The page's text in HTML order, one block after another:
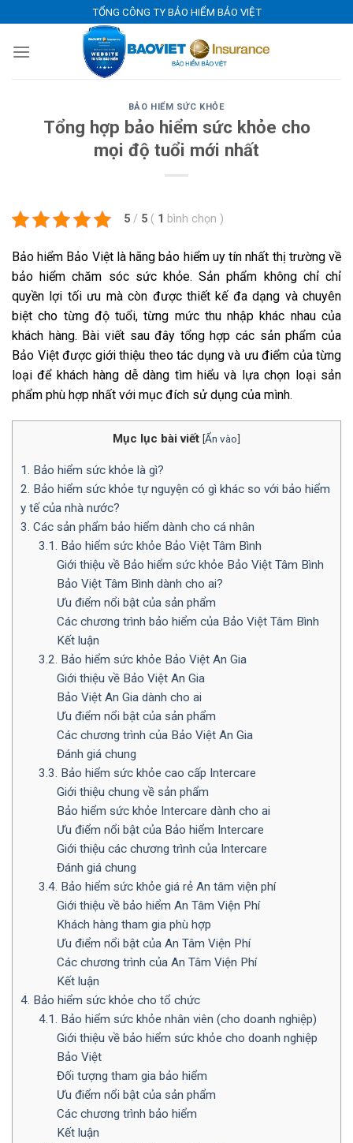
to
content
TỔNG CÔNG TY BẢO HIỂM BẢO VIỆT
BẢO HIỂM SỨC KHỎE
Tổng hợp bảo hiểm sức khỏe cho
mọi độ tuổi mới nhất
5 / 5 ( 1 bình chọn )
Bảo hiểm Bảo Việt là hãng bảo hiểm uy tín nhất thị trường về
bảo hiểm chăm sóc sức khỏe. Sản phẩm không chỉ chỉ
quyền lợi tối ưu mà còn được thiết kế đa dạng và chuyên
biệt cho từng độ tuổi, từng mức thu nhập khác nhau của
khách hàng. Bài viết sau đây tổng hợp các sản phẩm của
Bảo Việt được giới thiệu theo tác dụng và ưu điểm của từng
loại để khách hàng dễ dàng tìm hiểu và lựa chọn loại sản
phẩm phù hợp nhất với mục đích sử dụng của mình.
Mục lục bài viết [Ẩn vào]
1. Bảo hiểm sức khỏe là gì?
2. Bảo hiểm sức khỏe tự nguyện có gì khác so với bảo hiểm
y tế của nhà nước?
3. Các sản phẩm bảo hiểm dành cho cá nhân
3.1. Bảo hiểm sức khỏe Bảo Việt Tâm Bình
Giới thiệu về Bảo hiểm sức khỏe Bảo Việt Tâm Bình
Bảo Việt Tâm Bình dành cho ai?
Ưu điểm nổi bật của sản phẩm
Các chương trình bảo hiểm của Bảo Việt Tâm Bình
Kết luận
3.2. Bảo hiểm sức khỏe Bảo Việt An Gia
Giới thiệu về Bảo Việt An Gia
Bảo Việt An Gia dành cho ai
Ưu điểm nổi bật của sản phẩm
Các chương trình của Bảo Việt An Gia
Đánh giá chung
3.3. Bảo hiểm sức khỏe cao cấp Intercare
Giới thiệu chung về sản phẩm
Bảo hiểm sức khỏe Intercare dành cho ai
Ưu điểm nổi bật của Bảo hiểm Intercare
Giới thiệu các chương trình của Intercare
Đánh giá chung
3.4. Bảo hiểm sức khỏe giá rẻ An tâm viện phí
Giới thiệu về bảo hiểm An Tâm Viện Phí
Khách hàng tham gia phù hợp
Ưu điểm nổi bật của An Tâm Viện Phí
Các chương trình của An Tâm Viện Phí
Kết luận
4. Bảo hiểm sức khỏe cho tổ chức
4.1. Bảo hiểm sức khỏe nhân viên (cho doanh nghiệp)
Giới thiệu về bảo hiểm sức khỏe cho doanh nghiệp
Bảo Việt
Đối tượng tham gia bảo hiểm
Ưu điểm nổi bật của sản phẩm
Các chương trình bảo hiểm
Kết luận